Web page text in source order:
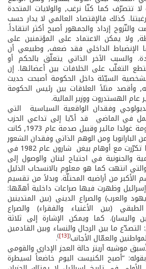
تتصرّف كما كنّا نرغب, والولايات المتحدة
كذلك فالإقتصاد العالمي لا يدار حسب
والنّزوح إزداد والجمهور أصبح أكثر انتقاداً.
ولا يمكن الاعتماد على المؤتمنين على
الإنضباط الداخلي فقد ضعف, وطبيعي أن
والسبب الآخر الذاتي يتعلّق بالحكم أو
التغلّب على الخلافات بين أعضائها. إن
السيّئة داخل الحكومة أصبحت حديث
وأقصد مثلاً العلاقات بين رئيس الحكومة
عام الهستدروت ووزير المالية.
وفقدان الواقعية السياسية ­ التي
في الماضي ­ قد أدّيا إلى تداعي الحزب
وسقوطه. وفي ظلّ حكومة غولدا مائير وقبيل صدمة عام 1973, كانت
البارانويا ومن الوهم الذاتي وفقدان الشعور
بالواقع, والتجربة نفسها تكرّرت مع أوهام بيغن ­ شارون عام 1982 في
والجنونية في اجتياح لبنان والوصول إلى
انتهت كما هو معلوم بالانسحاب الذليل
من أراضيه المحتلّة. وبدلاً من تقسيم
وظهرت فيها صراعات داخلية أهمّها:
والعرب) والصراع الديني (بين المتدينين
الطبقي (بين الأغنياء والفقراء) والصراع
واليسار). كما ويمكن الإشارة إلى ثلاثة
ما بين الرجال والنساء وبين القادمين
والعمّال الأجانب(
[13]
)
.
موشيه آرينز حالة العجز الإداري والقومي
“أصبح الكنيست اليوم خاضعاً لسيطرة